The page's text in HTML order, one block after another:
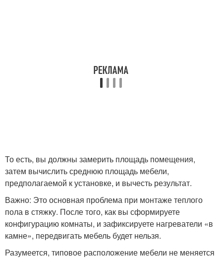
То есть, вы должны замерить площадь помещения,
затем вычислить среднюю площадь мебели,
предполагаемой к установке, и вычесть результат.
Важно: Это основная проблема при монтаже теплого
пола в стяжку. После того, как вы сформируете
конфигурацию комнаты, и зафиксируете нагреватели «в
камне», передвигать мебель будет нельзя.
Разумеется, типовое расположение мебели не меняется